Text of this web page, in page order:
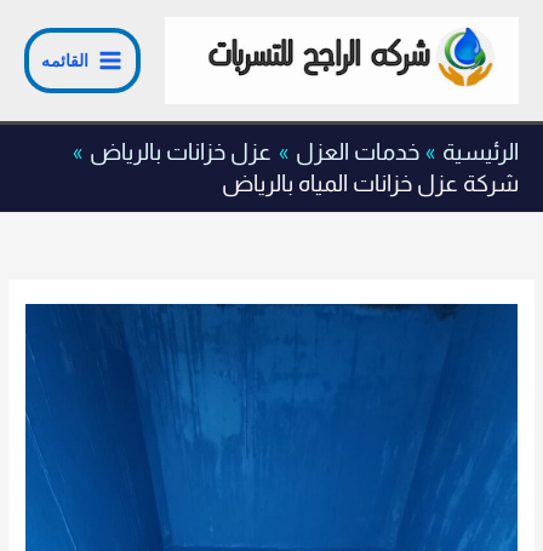
المحتوى
القائمه
الرئيسية خدمات العزل
عزل خزانات بالرياض
شركة عزل خزانات المياه بالرياض